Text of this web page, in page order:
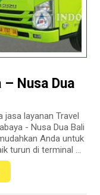
Nusa Dua
jasa layanan Travel
- Nusa Dua Bali
Anda untuk
turun di terminal ...